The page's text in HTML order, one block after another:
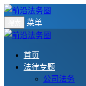
菜单
首页
法律专题
公司法务